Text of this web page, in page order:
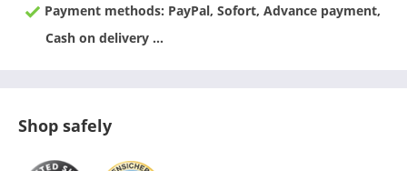
Payment methods: PayPal, Sofort, Advance payment,
Cash on delivery ...
Shop safely